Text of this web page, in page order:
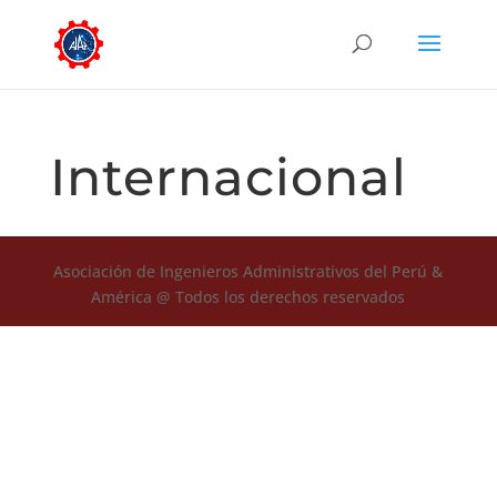
Internacional
Asociación de Ingenieros Administrativos del Perú &
América @ Todos los derechos reservados